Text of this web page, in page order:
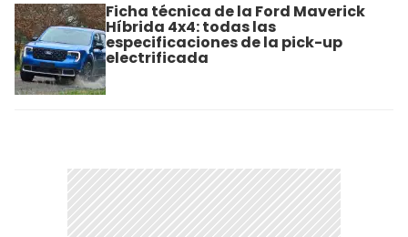
Ficha técnica de la Ford Maverick
Híbrida 4x4: todas las
especificaciones de la pick-up
electrificada